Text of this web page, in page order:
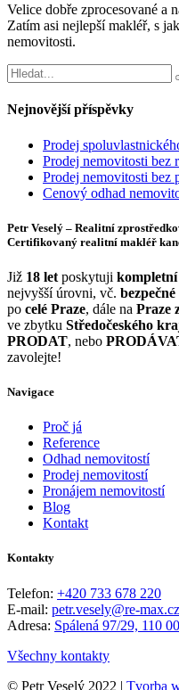
Velice dobře zprocesované a
Zatím asi nejlepší makléř, s
nemovitosti.
Nejnovější příspěvky
Prodej
Prodej nemovitosti bez
Prodej nemovitosti bez
Cenový odhad
Petr Veselý – Realitní
Certifikovaný realitní makléř
Již 18 let poskytuji
nejvyšší úrovni, vč.
po celé Praze, dále na Praze
ve zbytku Středočeského
PRODAT, nebo
zavolejte!
Navigace
Proč já
Reference
Odhad nemovitostí
Prodej nemovitostí
Pronájem nemovitostí
Blog
Kontakt
Kontakty
Telefon: +420 733 678 220
E-mail: petr.vesely@re-max.cz
Adresa: Spálená 97/29, 110
Všechny kontakty
© Petr Veselý 2022 | Tvorba